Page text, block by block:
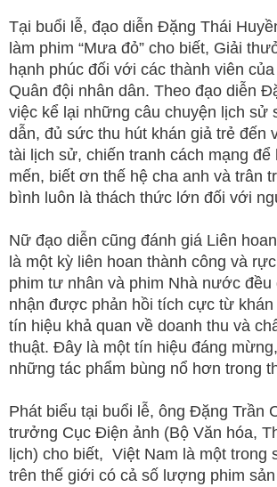
Tại buổi lễ, đạo diễn Đặng Thái
làm phim “Mưa đỏ” cho biết, Giải
hạnh phúc đối với các thành viên
Quân đội nhân dân. Theo đạo diễn
việc kể lại những câu chuyện lịch sử
dẫn, đủ sức thu hút khán giả trẻ đến
tài lịch sử, chiến tranh cách mạng để
mến, biết ơn thế hệ cha anh và trân
bình luôn là thách thức lớn đối với
Nữ đạo diễn cũng đánh giá Liên
là một kỳ liên hoan thành công và
phim tư nhân và phim Nhà nước đều
nhận được phản hồi tích cực từ
tín hiệu khả quan về doanh thu và
thuật. Đây là một tín hiệu đáng
những tác phẩm bùng nổ hơn trong
Phát biểu tại buổi lễ, ông Đặng Trần
trưởng Cục Điện ảnh (Bộ Văn hóa,
lịch) cho biết, Việt Nam là một trong
trên thế giới có cả số lượng phim